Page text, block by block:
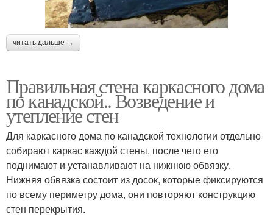
читать дальше →
Правильная стена каркасного дома
по канадской.. Возведение и
утепление стен
Для каркасного дома по канадской технологии отдельно
собирают каркас каждой стены, после чего его
поднимают и устанавливают на нижнюю обвязку.
Нижняя обвязка состоит из досок, которые фиксируются
по всему периметру дома, они повторяют конструкцию
стен перекрытия.